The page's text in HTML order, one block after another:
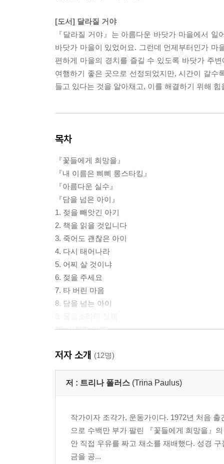
[도서] 달라질 거야
『달라질 거야』는 아름다운 바닷가 마을에서
바닷가 마을이 있었어요. 그런데 언제부터인가
편하게 마을의 경치를 즐길 수 있도록 바닷가 주
여행하기 좋은 곳으로 선정되었지만, 시간이 갈
들고 있다는 것을 알아채고, 이를 해결하기 위해
목차
『꽃들에게 희망을』
『내 이름은 삐삐 롱스타킹』
『아름다운 실수』
『담을 넘은 아이』
1. 젖을 빼앗긴 아기
2. 책을 읽을 것입니다
3. 죽어도 괜찮은 아이
4. 다시 태어나라
5. 어찌 살 것이냐
6. 젖을 주세요
7. 타 버린 마음
8. 담을 넘는 아이
10. 간절한 이름
12. 담 밖으로 한 걸음
작가의 말
내 동생 유준이
거짓말은 아니야
거짓말주의보
최악의 거짓말
저자 소개 (12명)
저 : 트리나 폴러스 (Trina Paulus)
작가이자 조각가, 운동가이다. 1972년 처음
으로 수백만 부가 팔린 『꽃들에게 희망을』
안 직접 우유를 짜고 채소를 재배했다. 성경
금을 공...